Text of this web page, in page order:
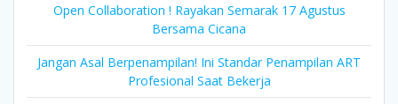
Open Collaboration ! Rayakan Semarak 17 Agustus
Bersama Cicana
Jangan Asal Berpenampilan! Ini Standar Penampilan ART
Profesional Saat Bekerja